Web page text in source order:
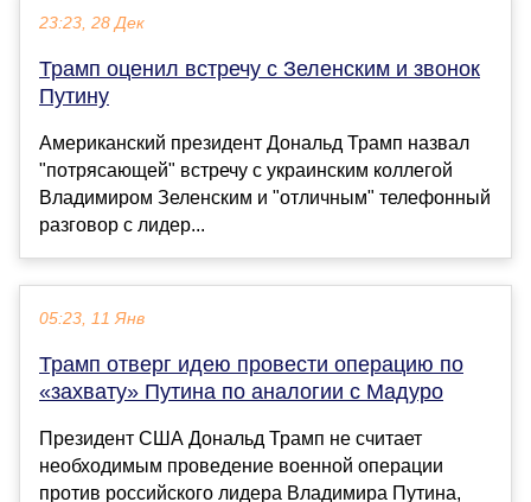
23:23, 28 Дек
Трамп оценил встречу с Зеленским и звонок
Путину
Американский президент Дональд Трамп назвал
"потрясающей" встречу с украинским коллегой
Владимиром Зеленским и "отличным" телефонный
разговор с лидер...
05:23, 11 Янв
Трамп отверг идею провести операцию по
«захвату» Путина по аналогии с Мадуро
Президент США Дональд Трамп не считает
необходимым проведение военной операции
против российского лидера Владимира Путина,